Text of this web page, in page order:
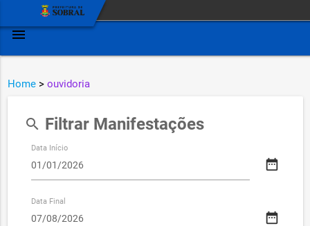
menu
Home > ouvidoria
search Filtrar Manifestações
date_range
Data Início
date_range
Data Final